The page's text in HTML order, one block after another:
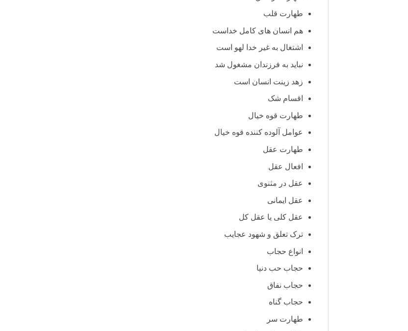
طهارت قلب
هم انسان های کامل خداست
اشتغال به غیر خدا لهو است
نباید به فرزندان مشغول شد
زهد زینت انسان است
اقسام شک
طهارت قوه خیال
عوامل آلوده کننده قوه خیال
طهارت عقل
افعال عقل
عقل در مثنوی
عقل ایمانی
عقل کلی یا عقل کل
ترک تعلق و شهود عجایب
انواع حجاب
حجاب حب دنیا
حجاب نفاق
حجاب گناه
طهارت سر